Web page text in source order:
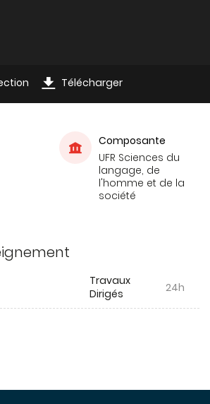
Télécharger
Composante
UFR Sciences du
langage, de
l'homme et de la
société
Travaux
Dirigés
24h